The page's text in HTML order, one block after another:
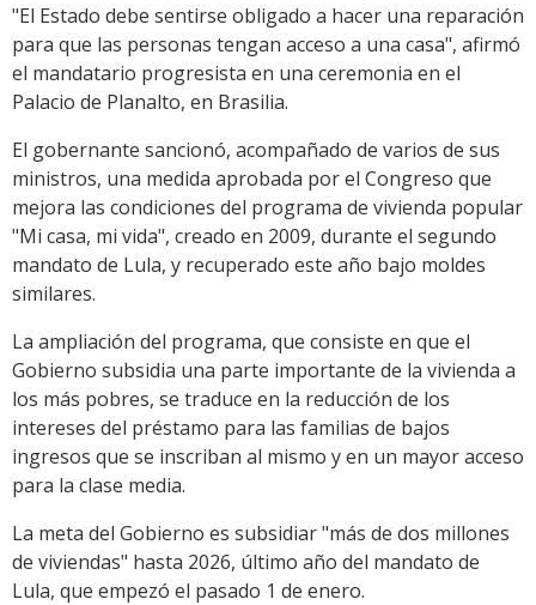
"El Estado debe sentirse obligado a hacer una reparación
para que las personas tengan acceso a una casa", afirmó
el mandatario progresista en una ceremonia en el
Palacio de Planalto, en Brasilia.
El gobernante sancionó, acompañado de varios de sus
ministros, una medida aprobada por el Congreso que
mejora las condiciones del programa de vivienda popular
"Mi casa, mi vida", creado en 2009, durante el segundo
mandato de Lula, y recuperado este año bajo moldes
similares.
La ampliación del programa, que consiste en que el
Gobierno subsidia una parte importante de la vivienda a
los más pobres, se traduce en la reducción de los
intereses del préstamo para las familias de bajos
ingresos que se inscriban al mismo y en un mayor acceso
para la clase media.
La meta del Gobierno es subsidiar "más de dos millones
de viviendas" hasta 2026, último año del mandato de
Lula, que empezó el pasado 1 de enero.